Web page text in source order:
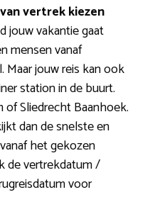
vertrek kiezen
jouw vakantie gaat
mensen vanaf
Maar jouw reis kan ook
station in de buurt.
Sliedrecht Baanhoek.
dan de snelste en
het gekozen
de vertrekdatum /
voor